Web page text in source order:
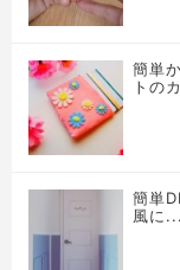
簡単
トの
簡単
風に...